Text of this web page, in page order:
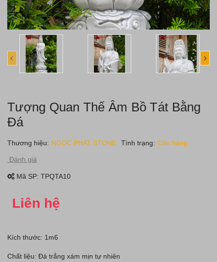
Tượng Quan Thế Âm Bồ Tát Bằng
Đá
Thương hiệu: NGOC PHAT STONE Tình trạng: Còn hàng
Đánh giá
Mã SP: TPQTA10
Liên hệ
Kích thước: 1m6
Chất liệu: Đá trắng xám mịn tự nhiên